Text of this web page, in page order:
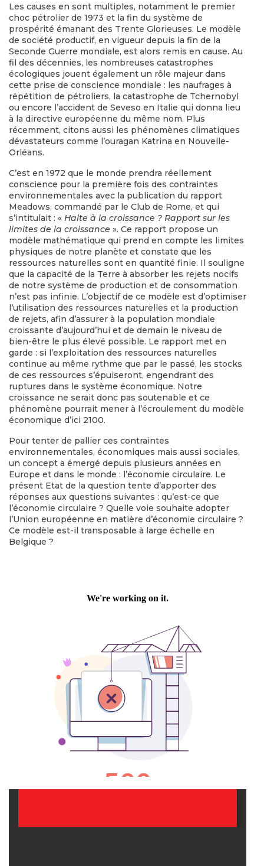
Les causes en sont multiples, notamment le premier
choc pétrolier de 1973 et la fin du système de
prospérité émanant des Trente Glorieuses. Le modèle
de société productif, en vigueur depuis la fin de la
Seconde Guerre mondiale, est alors remis en cause. Au
fil des décennies, les nombreuses catastrophes
écologiques jouent également un rôle majeur dans
cette prise de conscience mondiale : les naufrages à
répétition de pétroliers, la catastrophe de Tchernobyl
ou encore l’accident de Seveso en Italie qui donna lieu
à la directive européenne du même nom. Plus
récemment, citons aussi les phénomènes climatiques
dévastateurs comme l’ouragan Katrina en Nouvelle-
Orléans.
C’est en 1972 que le monde prendra réellement
conscience pour la première fois des contraintes
environnementales avec la publication du rapport
Meadows, commandé par le Club de Rome, et qui
s’intitulait : « Halte à la croissance ? Rapport sur les
limites de la croissance ». Ce rapport propose un
modèle mathématique qui prend en compte les limites
physiques de notre planète et constate que les
ressources naturelles sont en quantité finie. Il souligne
que la capacité de la Terre à absorber les rejets nocifs
de notre système de production et de consommation
n’est pas infinie. L’objectif de ce modèle est d’optimiser
l’utilisation des ressources naturelles et la production
de rejets, afin d’assurer à la population mondiale
croissante d’aujourd’hui et de demain le niveau de
bien-être le plus élevé possible. Le rapport met en
garde : si l’exploitation des ressources naturelles
continue au même rythme que par le passé, les stocks
de ces ressources s’épuiseront, engendrant des
ruptures dans le système économique. Notre
croissance ne serait donc pas soutenable et ce
phénomène pourrait mener à l’écroulement du modèle
économique d’ici 2100.
Pour tenter de pallier ces contraintes
environnementales, économiques mais aussi sociales,
un concept a émergé depuis plusieurs années en
Europe et dans le monde : l’économie circulaire. Le
présent Etat de la question tente d’apporter des
réponses aux questions suivantes : qu’est-ce que
l’économie circulaire ? Quelle voie souhaite adopter
l’Union européenne en matière d’économie circulaire ?
Ce modèle est-il transposable à large échelle en
Belgique ?